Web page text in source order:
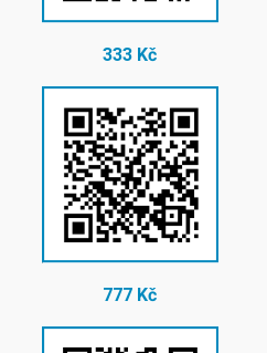
333 Kč
777 Kč